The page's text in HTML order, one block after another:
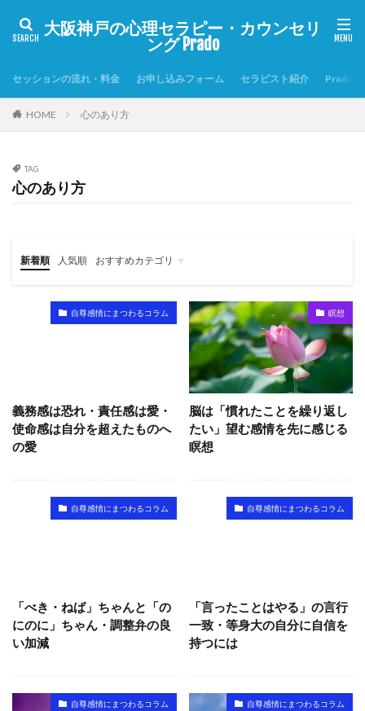
大阪神戸の心理セラピー・カウンセリ
ング Prado
セッションの流れ・料金 お申し込みフォーム セラピスト紹介 Pradoへ
HOME 心のあり方
TAG
心のあり方
新着順 人気順
おすすめカテゴリ
自尊感情にまつわるコラム
義務感は恐れ・責任感は愛・
使命感は自分を超えたものへ
の愛
瞑想
脳は「慣れたことを繰り返し
たい」望む感情を先に感じる
瞑想
自尊感情にまつわるコラム
「べき・ねば」ちゃんと「の
にのに」ちゃん・調整弁の良
い加減
自尊感情にまつわるコラム
「言ったことはやる」の言行
一致・等身大の自分に自信を
持つには
自尊感情にまつわるコラム 自尊感情にまつわるコラム